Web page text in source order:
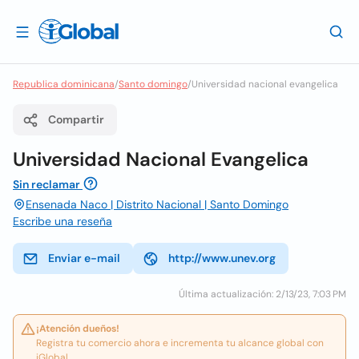
Republica dominicana/Santo domingo/Universidad nacional evangelica
Compartir
Universidad Nacional Evangelica
Sin reclamar
Ensenada Naco | Distrito Nacional | Santo Domingo
Escribe una reseña
Enviar e-mail http://www.unev.org
Última actualización: 2/13/23, 7:03 PM
¡Atención dueños!
Registra tu comercio ahora e incrementa tu alcance global con